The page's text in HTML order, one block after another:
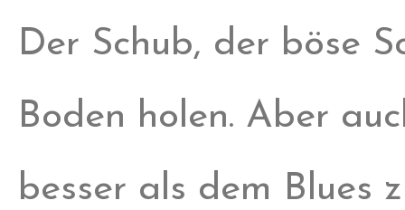
Der Schub, der böse
Boden holen. Aber
besser als dem Blues